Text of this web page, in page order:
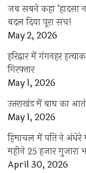
जब सबने कहा
बदल दिया पूरा सच!
May 2, 2026
हरिद्वार में गंगनहर
गिरफ्तार
May 1, 2026
उत्तराखंड में बाघ का
May 1, 2026
हिमाचल में पति ने अंधेरे
महीने 25 हजार गुजारा
April 30, 2026